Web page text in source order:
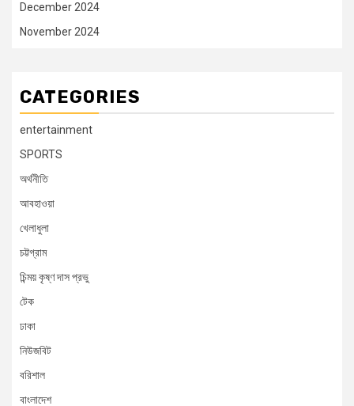
December 2024
November 2024
CATEGORIES
entertainment
SPORTS
অর্থনীতি
আবহাওয়া
খেলাধুলা
চট্টগ্রাম
চিন্ময় কৃষ্ণ দাস প্রভু
টেক
ঢাকা
নিউজবিট
বরিশাল
বাংলাদেশ